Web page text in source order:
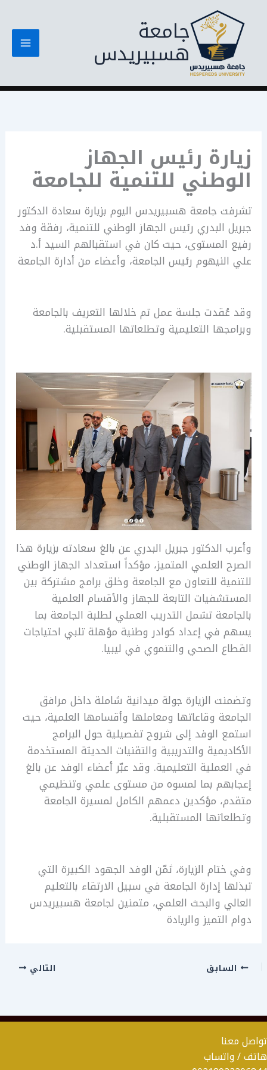
المحتوى
جامعة
هسبيريدس
زيارة رئيس الجهاز
الوطني للتنمية للجامعة
تشرفت جامعة هسبيريدس اليوم بزيارة سعادة الدكتور
جبريل البدري رئيس الجهاز الوطني للتنمية، رفقة وفد
رفيع المستوى، حيث كان في استقبالهم السيد أ.د
علي النيهوم رئيس الجامعة، وأعضاء من أدارة الجامعة
وقد عُقدت جلسة عمل تم خلالها التعريف بالجامعة
وبرامجها التعليمية وتطلعاتها المستقبلية.
وأعرب الدكتور جبريل البدري عن بالغ سعادته بزيارة هذا
الصرح العلمي المتميز، مؤكداً استعداد الجهاز الوطني
للتنمية للتعاون مع الجامعة وخلق برامج مشتركة بين
المستشفيات التابعة للجهاز والأقسام العلمية
بالجامعة تشمل التدريب العملي لطلبة الجامعة بما
يسهم في إعداد كوادر وطنية مؤهلة تلبي احتياجات
القطاع الصحي والتنموي في ليبيا.
وتضمنت الزيارة جولة ميدانية شاملة داخل مرافق
الجامعة وقاعاتها ومعاملها وأقسامها العلمية، حيث
استمع الوفد إلى شروح تفصيلية حول البرامج
الأكاديمية والتدريبية والتقنيات الحديثة المستخدمة
في العملية التعليمية. وقد عبّر أعضاء الوفد عن بالغ
إعجابهم بما لمسوه من مستوى علمي وتنظيمي
متقدم، مؤكدين دعمهم الكامل لمسيرة الجامعة
وتطلعاتها المستقبلية.
وفي ختام الزيارة، ثمّن الوفد الجهود الكبيرة التي
تبذلها إدارة الجامعة في سبيل الارتقاء بالتعليم
العالي والبحث العلمي، متمنين لجامعة هسبيريدس
دوام التميز والريادة
السابق التالي
تواصل معنا
هاتف / واتساب